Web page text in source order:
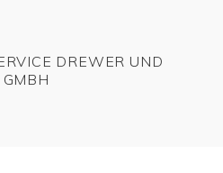
DREWER UND